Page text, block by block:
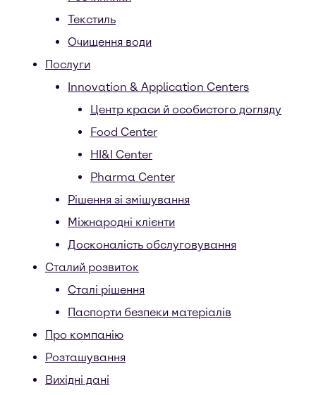
Текстиль
Очищення води
Послуги
Innovation & Application Centers
Центр краси й особистого догляду
Food Center
HI&I Center
Pharma Center
Рішення зі змішування
Міжнародні клієнти
Досконалість обслуговування
Сталий розвиток
Сталі рішення
Паспорти безпеки матеріалів
Про компанію
Розташування
Вихідні дані